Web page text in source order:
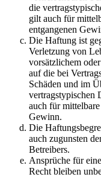
die
gilt auch für
entgangenen
Die Haftung ist
Verletzung von
vorsätzlichem
auf die bei
Schäden und im
vertragstypischen
auch für
Gewinn.
Die
auch zugunsten
Betreibers.
Ansprüche für
Recht bleiben